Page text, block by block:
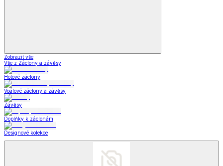
Zobrazit vše
Vše z Záclony a závěsy
Hotové záclony
Voálové záclony a závěsy
Závěsy
Doplňky k záclonám
Designové kolekce